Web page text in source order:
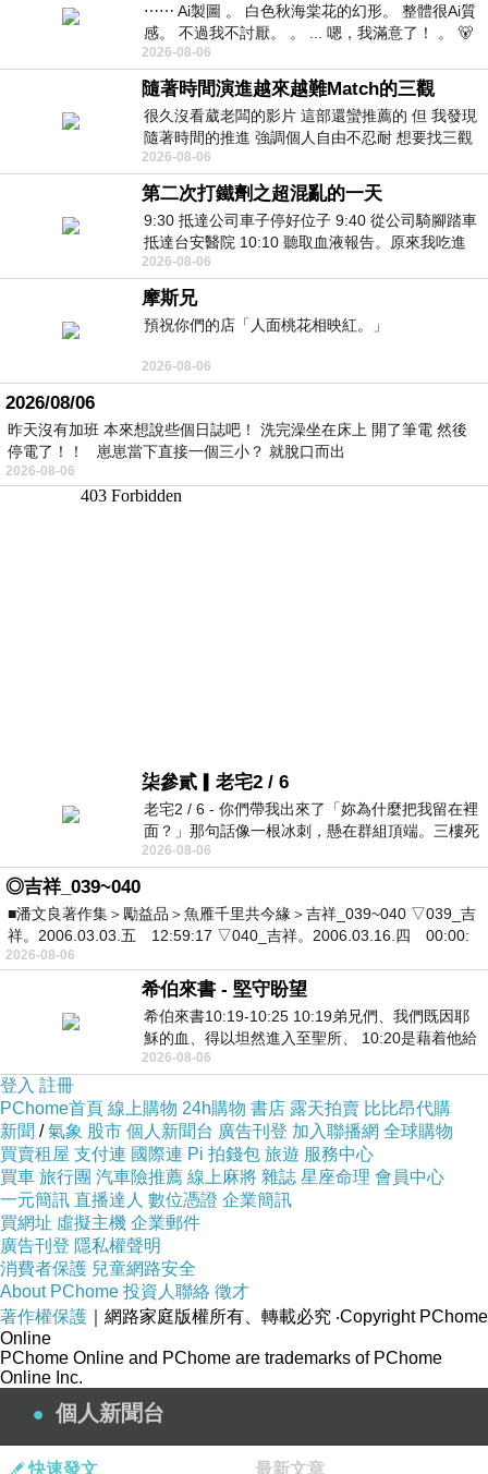
⋯⋯ Ai製圖 。 白色秋海棠花的幻形。 整體很Ai質
感。 不過我不討厭。 。 ... 嗯，我滿意了！ 。 🐻
昨中
2026-08-06
隨著時間演進越來越難Match的三觀
很久沒看葳老闆的影片 這部還蠻推薦的 但 我發現
隨著時間的推進 強調個人自由不忍耐 想要找三觀
接近的不要說對象 連朋友都超
2026-08-06
第二次打鐵劑之超混亂的一天
9:30 抵達公司車子停好位子 9:40 從公司騎腳踏車
抵達台安醫院 10:10 聽取血液報告。原來我吃進
去的 B12 彌可保並非沒有吸收而是超
2026-08-06
摩斯兄
預祝你們的店「人面桃花相映紅。」
2026-08-06
2026/08/06
昨天沒有加班 本來想說些個日誌吧！ 洗完澡坐在床上 開了筆電 然後
停電了！！ 崽崽當下直接一個三小？ 就脫口而出
2026-08-06
柒參貳▎老宅2 / 6
老宅2 / 6 - 你們帶我出來了「妳為什麼把我留在裡
面？」那句話像一根冰刺，懸在群組頂端。三樓死
死盯著照片裡的人。那個人確實站在
2026-08-06
◎吉祥_039~040
■潘文良著作集＞勵益品＞魚雁千里共今緣＞吉祥_039~040 ▽039_吉
祥。2006.03.03.五 12:59:17 ▽040_吉祥。2006.03.16.四 00:00:
2026-08-06
希伯來書 - 堅守盼望
希伯來書10:19-10:25 10:19弟兄們、我們既因耶
穌的血、得以坦然進入至聖所、 10:20是藉着他給
我們開了一條又新又活的路從幔子經過
2026-08-06
登入 註冊
PChome首頁 線上購物 24h購物 書店 露天拍賣 比比昂代購
新聞 /氣象 股市 個人新聞台 廣告刊登 加入聯播網 全球購物
買賣租屋 支付連 國際連 Pi 拍錢包 旅遊 服務中心
買車 旅行團 汽車險推薦 線上麻將 雜誌 星座命理 會員中心
一元簡訊 直播達人 數位憑證 企業簡訊
買網址 虛擬主機 企業郵件
廣告刊登 隱私權聲明
消費者保護 兒童網路安全
About PChome 投資人聯絡 徵才
著作權保護 ｜網路家庭版權所有、轉載必究 ‧Copyright PChome
Online
PChome Online and PChome are trademarks of PChome
Online Inc.
個人新聞台
快速發文 最新文章